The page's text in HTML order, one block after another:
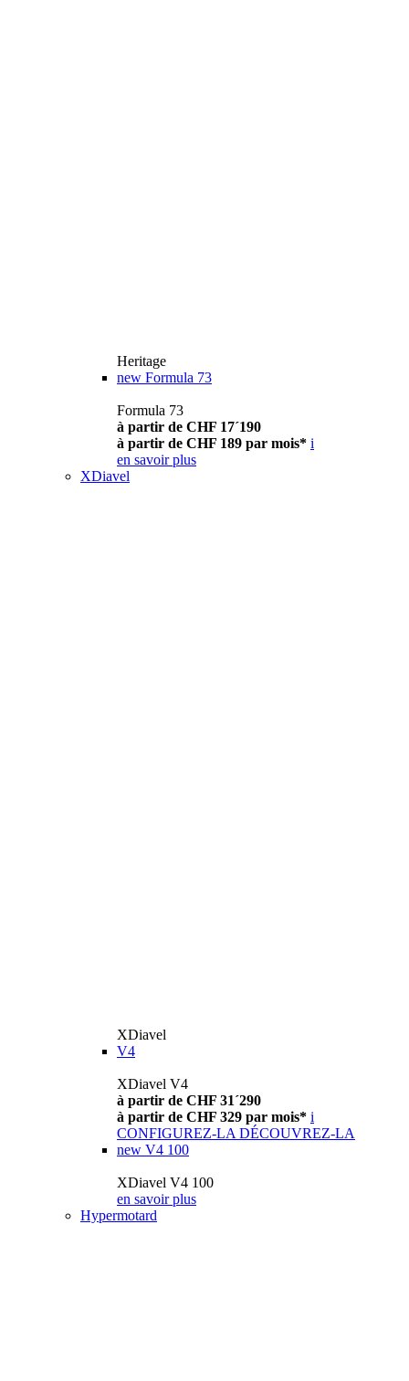
Heritage
new Formula 73
Formula 73
à partir de CHF 17´190
à partir de CHF 189 par mois* i
en savoir plus
XDiavel
XDiavel
V4
XDiavel V4
à partir de CHF 31´290
à partir de CHF 329 par mois* i
CONFIGUREZ-LA DÉCOUVREZ-LA
new V4 100
XDiavel V4 100
en savoir plus
Hypermotard